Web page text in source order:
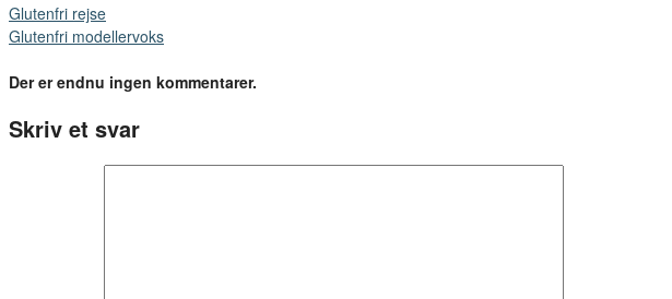
Glutenfri rejse
Glutenfri modellervoks
Der er endnu ingen kommentarer.
Skriv et svar